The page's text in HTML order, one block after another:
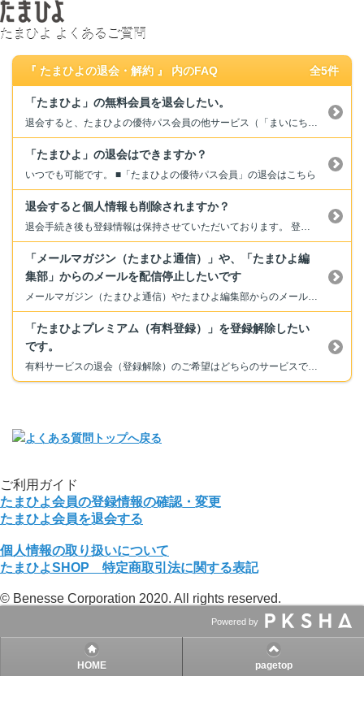
たまひよ よくあるご質問
『 たまひよの退会・解約 』 内のFAQ 全5件
「たまひよ」の無料会員を退会したい。
「たまひよ」の退会はできますか？
いつでも可能です。 ■「たまひよの優待パス会員」の退会はこちら
退会すると個人情報も削除されますか？
「メールマガジン（たまひよ通信）」や、「たまひよ編
集部」からのメールを配信停止したいです
「たまひよプレミアム（有料登録）」を登録解除したい
です。
ご利用ガイド
たまひよ会員の登録情報の確認・変更
たまひよ会員を退会する
個人情報の取り扱いについて
たまひよSHOP 特定商取引法に関する表記
© Benesse Corporation 2020. All rights reserved.
Powered by
HOME pagetop